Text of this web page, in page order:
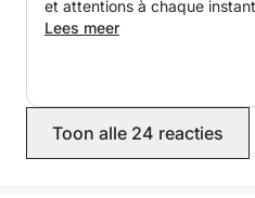
et attentions à chaque
vraie belle expérience.
Lees meer
Toon alle 24 reacties